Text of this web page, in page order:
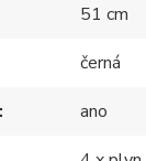
51 cm
černá
ano